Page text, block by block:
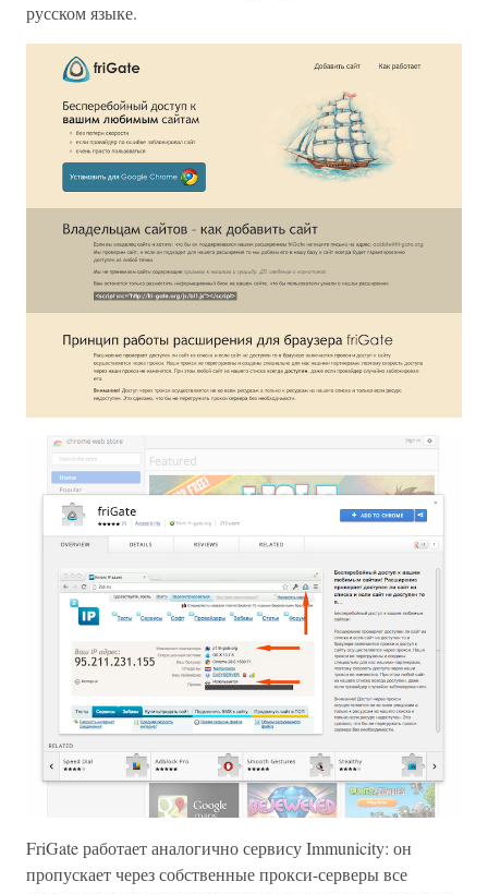
русском языке.
FriGate работает аналогично сервису Immunicity: он
пропускает через собственные прокси-серверы все